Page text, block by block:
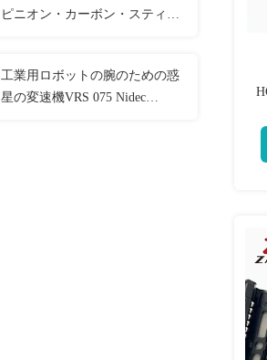
ピニオン・カーボン・スティー
工業用ロボットの腕のための惑
星の変速機VRS 075 Nidec